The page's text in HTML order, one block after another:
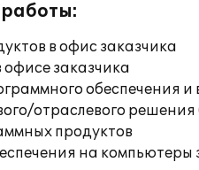
в офис заказчика
заказчика
обеспечения
отраслевого
продуктов
на компьютеры